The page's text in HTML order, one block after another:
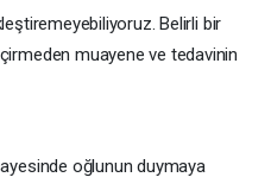
Belirli bir
muayene ve tedavinin
oğlunun duymaya